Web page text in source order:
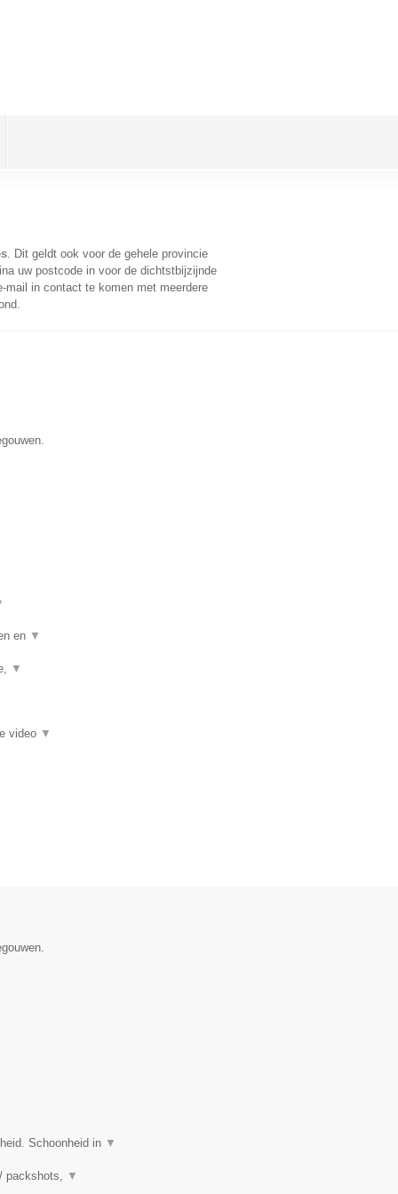
. Dit geldt ook voor de gehele provincie
uw postcode in voor de dichtstbijzijnde
in contact te komen met meerdere
en ▼
▼
video ▼
Schoonheid in ▼
packshots, ▼